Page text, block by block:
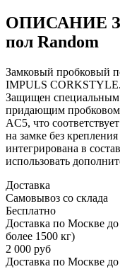
ОПИСАНИЕ
пол Random
Замковый пробковый
IMPULS
Защищен специальным
придающим
AC5, что
на замке без
интегрирована в
использовать
Доставка
Самовывоз со склада
Бесплатно
Доставка по Москве
более 1500 кг)
2 000 руб
Доставка по Москве